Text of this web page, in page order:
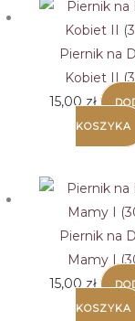
Piernik na
Kobiet II
15,00 zł
KOSZYKA
Piernik na
Mamy I
15,00 zł
KOSZYKA